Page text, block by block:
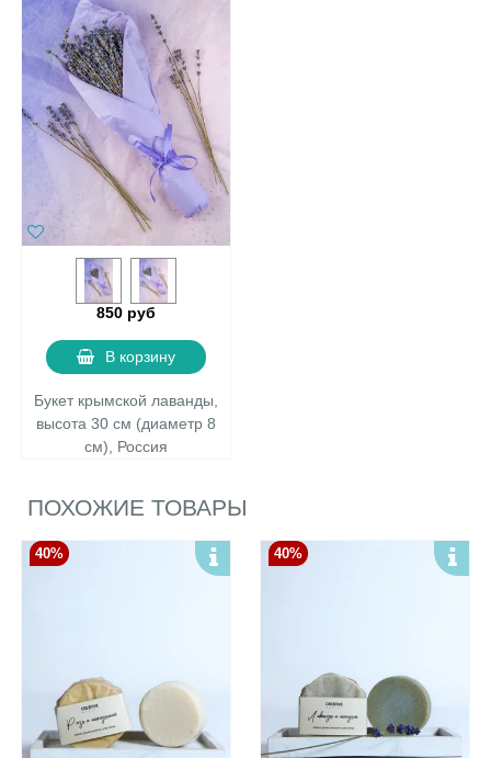
850 руб
В корзину
Букет крымской лаванды,
высота 30 см (диаметр 8
см), Россия
ПОХОЖИЕ ТОВАРЫ
40% 40%